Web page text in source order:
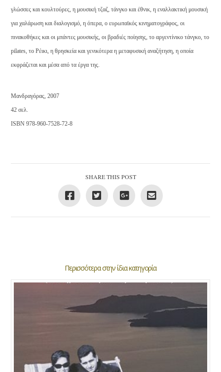
γλώσσες και κουλτούρες, η μουσική τζαζ, τάνγκο και έθνικ, η εναλλακτική μουσική
για χαλάρωση και διαλογισμό, η όπερα, ο ευρωπαϊκός κινηματογράφος, οι
πινακοθήκες και οι μπάντες μουσικής, οι βραδιές ποίησης, το αργεντίνικο τάνγκο, το
pilates, το Ρέικι, η θρησκεία και γενικότερα η μεταφυσική αναζήτηση, η οποία
εκφράζεται και μέσα από τα έργα της.
Μανδραγόρας, 2007
42 σελ.
ISBN 978-960-7528-72-8
SHARE THIS POST
Περισσότερα στην ίδια κατηγορία